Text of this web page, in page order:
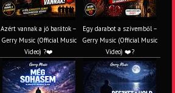
Azért vannak a jó barátok –
Gerry Music (Official Music
Video) ?❤️
Egy darabot a szívemből –
Gerry Music (Official Music
Video) ❤️?